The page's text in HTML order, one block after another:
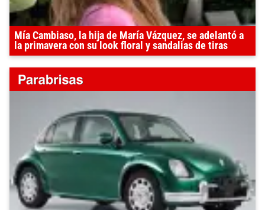
Mía Cambiaso, la hija de María Vázquez, se adelantó a
la primavera con su look floral y sandalias de tiras